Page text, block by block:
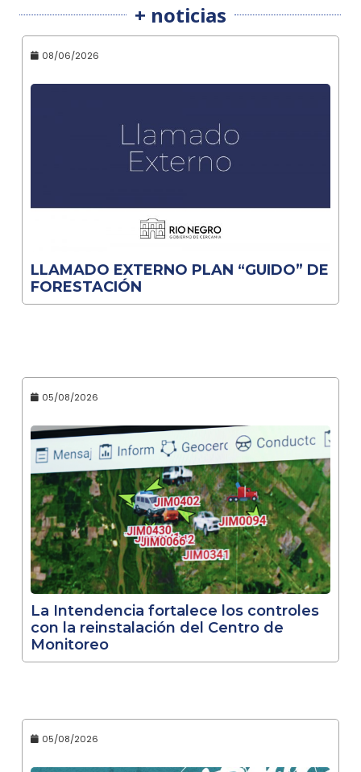
+ noticias
08/06/2026
LLAMADO EXTERNO PLAN “GUIDO” DE
FORESTACIÓN
05/08/2026
La Intendencia fortalece los controles
con la reinstalación del Centro de
Monitoreo
05/08/2026